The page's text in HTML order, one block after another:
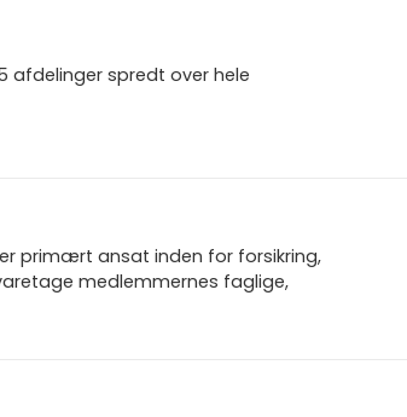
afdelinger spredt over hele
primært ansat inden for forsikring,
medlemmernes faglige,